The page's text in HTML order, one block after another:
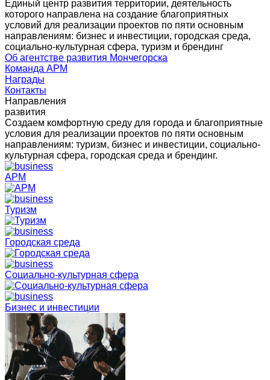
Единый центр развития территории, деятельность
которого направлена на создание благоприятных
условий для реализации проектов по пяти основным
направлениям: бизнес и инвестиции, городская среда,
социально-культурная сфера, туризм и брендинг
Об агентстве развития Мончегорска
Команда АРМ
Награды
Контакты
Направления
развития
Создаем комфортную среду для города и благоприятные
условия для реализации проектов по пяти основным
направлениям: туризм, бизнес и инвестиции, социально-
культурная сфера, городская среда и брендинг.
АРМ
Туризм
Городская среда
Социально-культурная сфера
Бизнес и инвестиции